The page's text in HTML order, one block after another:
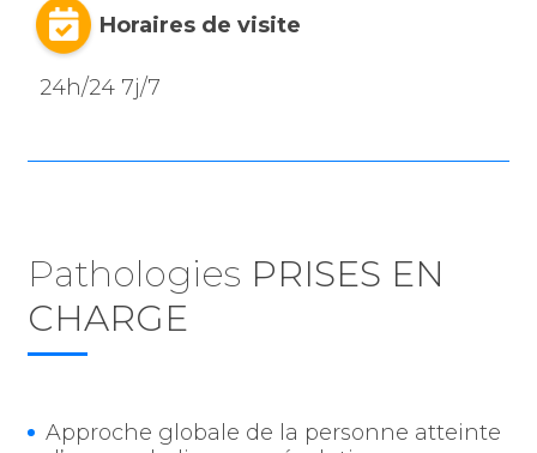
Horaires de visite
24h/24 7j/7
Pathologies PRISES EN
CHARGE
Approche globale de la personne atteinte